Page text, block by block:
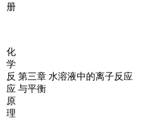
册
化
学
反
应
原
理
第三章 水溶液中的离子反应
与平衡